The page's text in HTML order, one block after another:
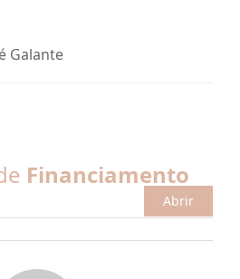
Galante
Financiamento
Abrir